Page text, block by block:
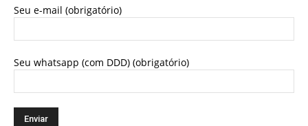
Seu e-mail (obrigatório)
Seu whatsapp (com DDD) (obrigatório)